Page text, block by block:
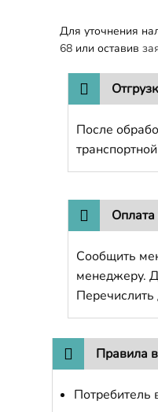
Для уточнения
68 или оставив
После
Сообщить
менеджеру.
Правила
Потребитель